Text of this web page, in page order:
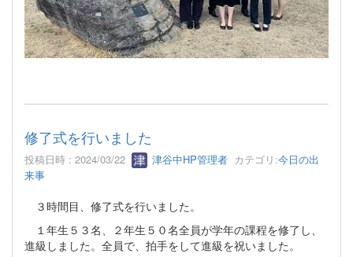
修了式を行いました
投稿日時 : 2024/03/22 津谷中HP管理者 カテゴリ:今日の出
来事
３時間目、修了式を行いました。
１年生５３名、２年生５０名全員が学年の課程を修了し、
進級しました。全員で、拍手をして進級を祝いました。